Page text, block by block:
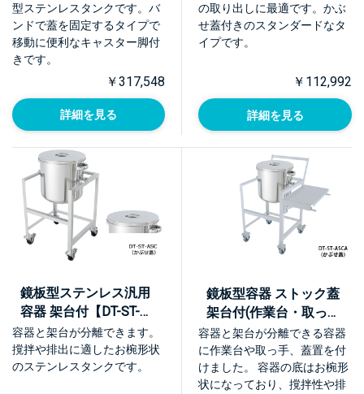
型ステンレスタンクです。バ
ンドで蓋を固定するタイプで
移動に便利なキャスター脚付
きです。
￥317,548
詳細を見る
の取り出しに最適です。かぶ
せ蓋付きのスタンダードなタ
イプです。
￥112,992
詳細を見る
鏡板型ステンレス汎用
容器 架台付【DT-ST-
ASC】
容器と架台が分離できます。
撹拌や排出に適したお椀形状
のステンレスタンクです。
鏡板型容器 ストック蓋
架台付(作業台・取っ
手・蓋置付)【DT-ST-
ASCA】
容器と架台が分離できる容器
に作業台や取っ手、蓋置を付
けました。 容器の底はお椀形
状になっており、撹拌性や排